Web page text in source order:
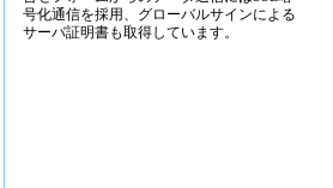
号化通信を採用、グローバルサインによる
サーバ証明書も取得しています。